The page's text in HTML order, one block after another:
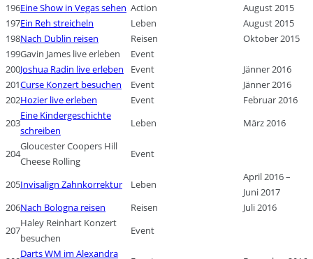
196Eine Show in Vegas sehen Action
August 2015
197Ein Reh streicheln Leben
August 2015
198Nach Dublin reisen Reisen
Oktober 2015
199Gavin James live erleben
Event
200Joshua Radin live erleben Event
Jänner 2016
201Curse Konzert besuchen Event
Jänner 2016
202Hozier live erleben Event
Februar 2016
203
Eine Kindergeschichte
schreiben
Leben März 2016
204
Gloucester Coopers Hill
Cheese Rolling
Event
205Invisalign Zahnkorrektur Leben
April 2016 –
Juni 2017
206Nach Bologna reisen Reisen
Juli 2016
207
Haley Reinhart Konzert
besuchen
Event
Darts WM im Alexandra